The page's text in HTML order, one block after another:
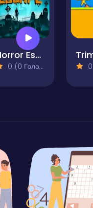
Horror Escape
0 (0 Голосів) 0